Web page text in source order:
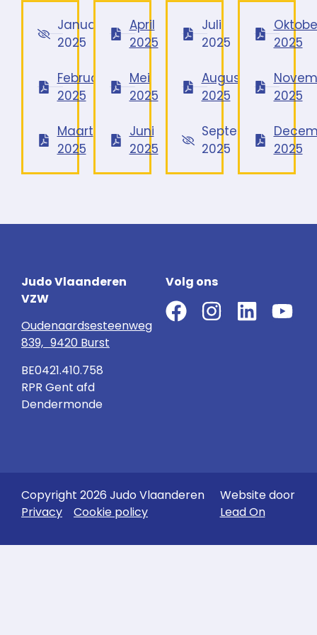
Januari
2025
Februari
2025
Maart
2025
April
2025
Mei
2025
Juni
2025
Juli
2025
Augustus
2025
September
2025
2025
2025
2025
Judo Vlaanderen
VZW
Oudenaardsesteenweg
839, 9420 Burst
BE0421.410.758
RPR Gent afd
Dendermonde
Volg ons
Copyright 2026 Judo Vlaanderen
Privacy
Cookie policy
Website door
Lead On